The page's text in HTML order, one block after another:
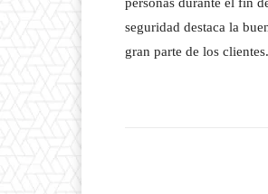
seguridad destaca la
gran parte de los clientes.